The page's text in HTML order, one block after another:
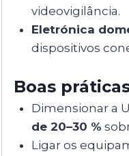
videovigilância.
Eletrónica
dispositivos
Boas
Dimensionar a
de 20–30 %
Ligar os